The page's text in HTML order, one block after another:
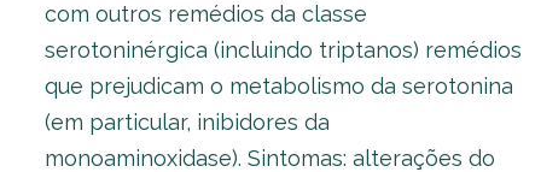
com outros remédios da classe
serotoninérgica (incluindo triptanos) remédios
que prejudicam o metabolismo da serotonina
(em particular, inibidores da
monoaminoxidase). Sintomas: alterações do